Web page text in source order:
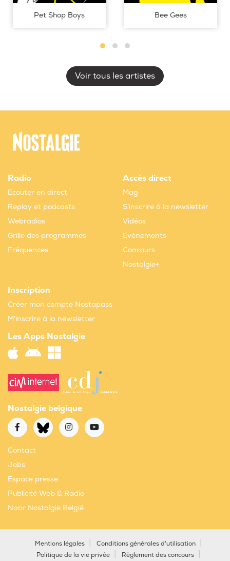
Pet Shop Boys Bee Gees
Voir tous les artistes
Radio
Ecouter en direct
Replay et podcasts
Webradios
Grille des programmes
Fréquences
Accès direct
Mag
S'inscrire à la newsletter
Vidéos
Evènements
Concours
Nostalgie+
Inscription
Créer mon compte Nostapass
M'inscrire à la newsletter
Les Apps Nostalgie
Nostalgie belgique
Contact
Jobs
Espace presse
Publicité Web & Radio
Naar Nostalgie België
Mentions légales
Conditions générales d'utilisation
Politique de la vie privée
Règlement des concours